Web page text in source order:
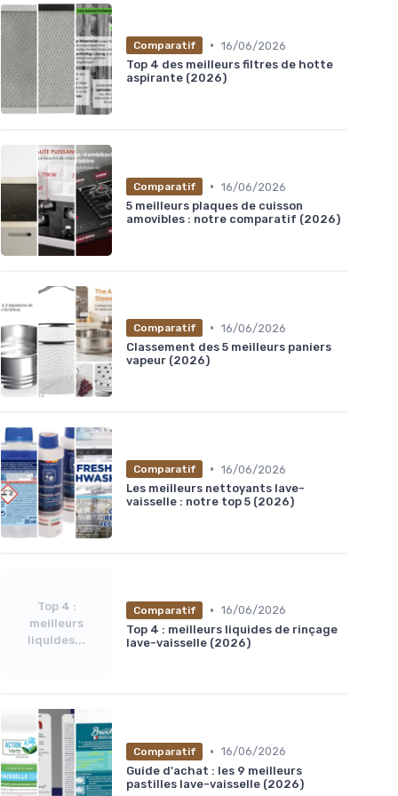
Comparatif • 16/06/2026
Top 4 des meilleurs filtres de hotte
aspirante (2026)
Comparatif • 16/06/2026
5 meilleurs plaques de cuisson
amovibles : notre comparatif (2026)
Comparatif • 16/06/2026
Classement des 5 meilleurs paniers
vapeur (2026)
Comparatif • 16/06/2026
Les meilleurs nettoyants lave-
vaisselle : notre top 5 (2026)
Top 4 :
meilleurs
liquides...
Comparatif • 16/06/2026
Top 4 : meilleurs liquides de rinçage
lave-vaisselle (2026)
Comparatif • 16/06/2026
Guide d'achat : les 9 meilleurs
pastilles lave-vaisselle (2026)